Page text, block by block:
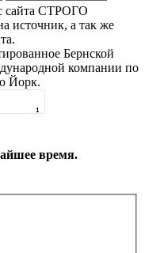
сайта СТРОГО
источник, а так же
Бернской
компании по
Йорк.
время.